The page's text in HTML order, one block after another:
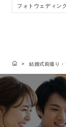
フォトウェディン
結婚式前撮り